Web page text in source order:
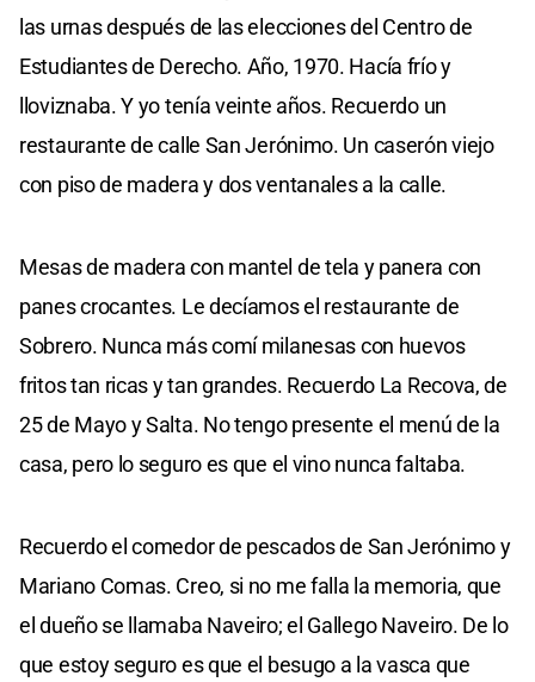
las urnas después de las elecciones del Centro de
Estudiantes de Derecho. Año, 1970. Hacía frío y
lloviznaba. Y yo tenía veinte años. Recuerdo un
restaurante de calle San Jerónimo. Un caserón viejo
con piso de madera y dos ventanales a la calle.
Mesas de madera con mantel de tela y panera con
panes crocantes. Le decíamos el restaurante de
Sobrero. Nunca más comí milanesas con huevos
fritos tan ricas y tan grandes. Recuerdo La Recova, de
25 de Mayo y Salta. No tengo presente el menú de la
casa, pero lo seguro es que el vino nunca faltaba.
Recuerdo el comedor de pescados de San Jerónimo y
Mariano Comas. Creo, si no me falla la memoria, que
el dueño se llamaba Naveiro; el Gallego Naveiro. De lo
que estoy seguro es que el besugo a la vasca que